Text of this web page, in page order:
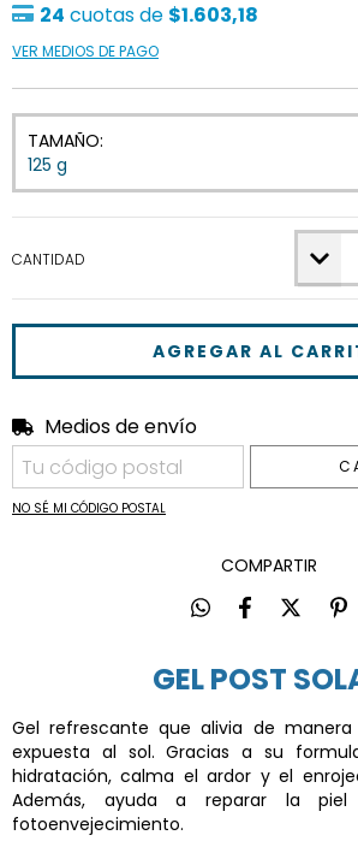
24 cuotas de $1.603,18
VER MEDIOS DE PAGO
TAMAÑO:
125 g
CANTIDAD
Entregas para el CP:
Medios de envío
NO SÉ MI CÓDIGO POSTAL
COMPARTIR
GEL POST
Gel refrescante que alivia de
expuesta al sol. Gracias a su
hidratación, calma el ardor y el
Además, ayuda a reparar la
fotoenvejecimiento.